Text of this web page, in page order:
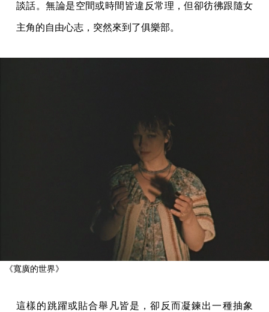
談話。無論是空間或時間皆違反常理，但卻彷彿跟隨女
主角的自由心志，突然來到了俱樂部。
《寬廣的世界》
這樣的跳躍或貼合舉凡皆是，卻反而凝鍊出一種抽象